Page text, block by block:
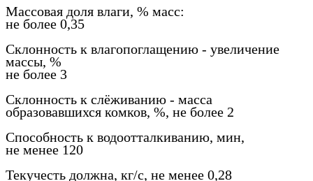
Массовая доля влаги, % масс:
не более 0,35
Склонность к влагопоглащению - увеличение
массы, %
не более 3
Склонность к слёживанию - масса
образовавшихся комков, %, не более 2
Способность к водоотталкиванию, мин,
не менее 120
Текучесть должна, кг/с, не менее 0,28